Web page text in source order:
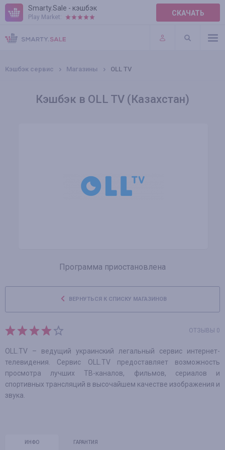
Smarty.Sale - кэшбэк
Play Market: СКАЧАТЬ
ПРАВИЛА
ПЛАГИНЫ
Кэшбэк сервис Магазины OLL TV
Кэшбэк в OLL TV (Казахстан)
Программа приостановлена
ВЕРНУТЬСЯ К СПИСКУ МАГАЗИНОВ
ОТЗЫВЫ 0
OLL.TV – ведущий украинский легальный сервис интернет-
телевидения. Сервис OLL.TV предоставляет возможность
просмотра лучших ТВ-каналов, фильмов, сериалов и
спортивных трансляций в высочайшем качестве изображения и
звука.
ИНФО ГАРАНТИЯ